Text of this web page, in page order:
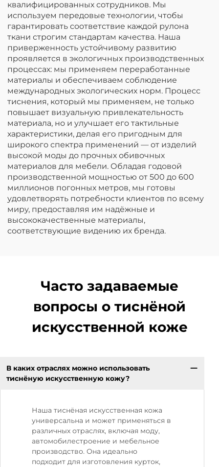
квалифицированных сотрудников. Мы
используем передовые технологии, чтобы
гарантировать соответствие каждой рулона
ткани строгим стандартам качества. Наша
приверженность устойчивому развитию
проявляется в экологичных производственных
процессах: мы применяем переработанные
материалы и обеспечиваем соблюдение
международных экологических норм. Процесс
тиснения, который мы применяем, не только
повышает визуальную привлекательность
материала, но и улучшает его тактильные
характеристики, делая его пригодным для
широкого спектра применений — от изделий
высокой моды до прочных обивочных
материалов для мебели. Обладая годовой
производственной мощностью от 500 до 600
миллионов погонных метров, мы готовы
удовлетворять потребности клиентов по всему
миру, предоставляя им надёжные и
высококачественные материалы,
соответствующие видению их бренда.
Часто задаваемые
вопросы о тиснёной
искусственной коже
В каких отраслях можно использовать
тиснёную искусственную кожу?
Наша тиснёная искусственная кожа
универсальна и может применяться в
различных отраслях, включая моду,
автомобилестроение и мебельное
производство. Она идеально
подходит для изготовления курток,